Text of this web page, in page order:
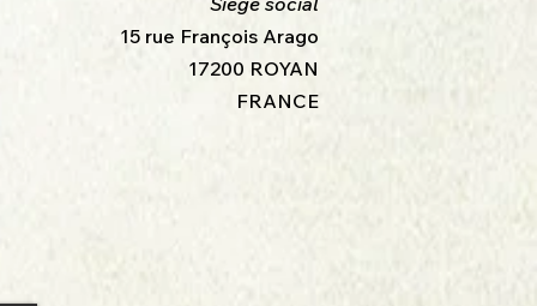
15 rue François Arago
17200 ROYAN
FRANCE